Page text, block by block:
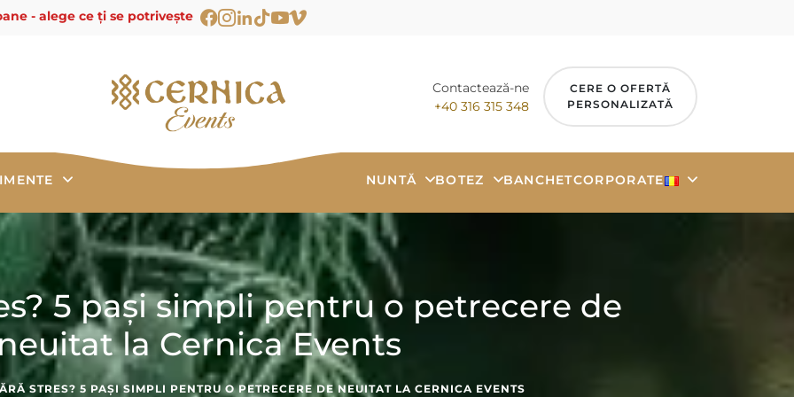
- alege ce ți se potrivește
Contactează-ne
+40 316 315 348
CERE O OFERTĂ
PERSONALIZATĂ
NUNTĂ BOTEZ BANCHETCORPORATE
5 pași simpli pentru o petrecere de
la Cernica Events
STRES? 5 PAȘI SIMPLI PENTRU O PETRECERE DE NEUITAT LA CERNICA EVENTS